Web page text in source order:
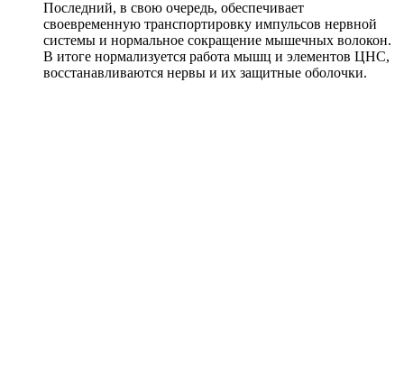
Последний, в свою очередь, обеспечивает
своевременную транспортировку импульсов нервной
системы и нормальное сокращение мышечных волокон.
В итоге нормализуется работа мышц и элементов ЦНС,
восстанавливаются нервы и их защитные оболочки.